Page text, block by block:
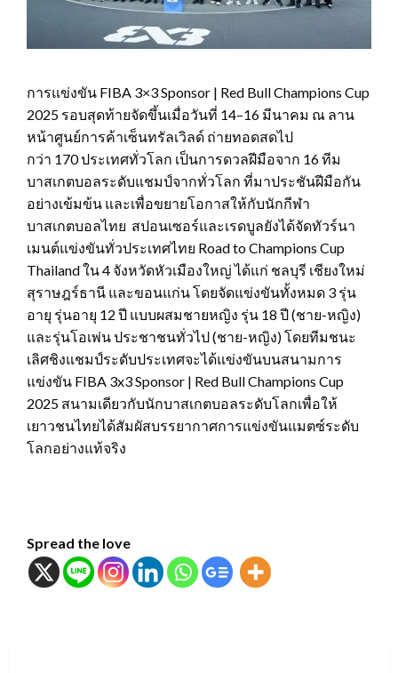
การแข่งขัน FIBA 3×3 Sponsor | Red Bull Champions Cup
2025 รอบสุดท้ายจัดขึ้นเมื่อวันที่ 14–16 มีนาคม ณ ลาน
หน้าศูนย์การค้าเซ็นทรัลเวิลด์ ถ่ายทอดสดไป
กว่า 170ประเทศทั่วโลก เป็นการดวลฝีมือจาก 16ทีม
บาสเกตบอลระดับแชมป์จากทั่วโลก ที่มาประชันฝีมือกัน
อย่างเข้มข้น และเพื่อขยายโอกาสให้กับนักกีฬา
บาสเกตบอลไทย สปอนเซอร์และเรดบูลยังได้จัดทัวร์นา
เมนต์แข่งขันทั่วประเทศไทย Road to Champions Cup
Thailandใน4 จังหวัดหัวเมืองใหญ่ ได้แก่ ชลบุรี เชียงใหม่
สุราษฎร์ธานี และขอนแก่น โดยจัดแข่งขันทั้งหมด 3 รุ่น
อายุ รุ่นอายุ 12 ปี แบบผสมชายหญิง รุ่น 18 ปี (ชาย-หญิง)
และรุ่นโอเพ่น ประชาชนทั่วไป (ชาย-หญิง) โดยทีมชนะ
เลิศชิงแชมป์ระดับประเทศจะได้แข่งขันบนสนามการ
แข่งขัน FIBA 3x3Sponsor | Red Bull Champions Cup
2025 สนามเดียวกับนักบาสเกตบอลระดับโลกเพื่อให้
เยาวชนไทยได้สัมผัสบรรยากาศการแข่งขันแมตซ์ระดับ
โลกอย่างแท้จริง
Spread the love